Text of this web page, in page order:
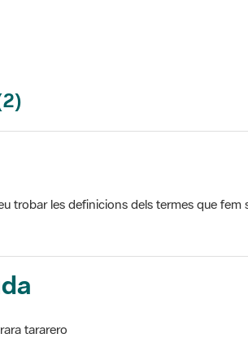
media es de 0 estrellas de 5.
trobar les definicions dels termes que fem
tararero